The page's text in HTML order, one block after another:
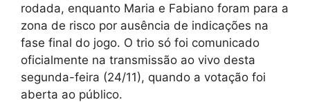
rodada, enquanto Maria e Fabiano foram para a
zona de risco por ausência de indicações na
fase final do jogo. O trio só foi comunicado
oficialmente na transmissão ao vivo desta
segunda-feira (24/11), quando a votação foi
aberta ao público.